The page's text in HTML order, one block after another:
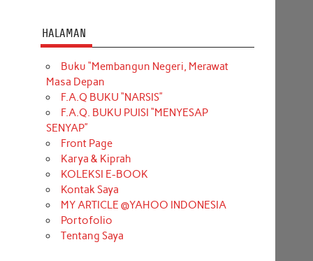
HALAMAN
Buku “Membangun Negeri, Merawat
Masa Depan
F.A.Q BUKU “NARSIS”
F.A.Q. BUKU PUISI “MENYESAP
SENYAP”
Front Page
Karya & Kiprah
KOLEKSI E-BOOK
Kontak Saya
MY ARTICLE @YAHOO INDONESIA
Portofolio
Tentang Saya